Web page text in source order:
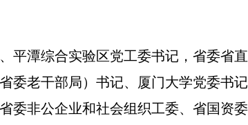
平潭综合实验区党工委书记，省委省
委老干部局）书记、厦门大学党委书
委非公企业和社会组织工委、省国资